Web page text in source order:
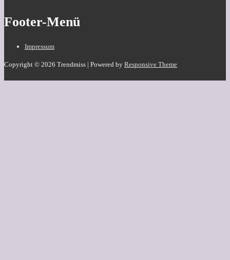
Footer-Menü
Impressum
Copyright © 2026 Trendmiss | Powered by Responsive Theme